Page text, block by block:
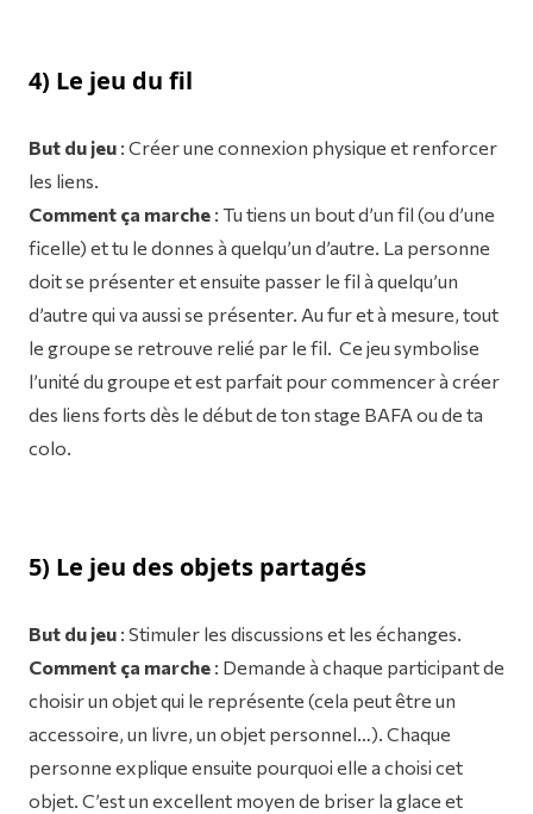
4) Le jeu du fil
But du jeu : Créer une connexion physique et renforcer
les liens.
Comment ça marche : Tu tiens un bout d’un fil (ou d’une
ficelle) et tu le donnes à quelqu’un d’autre. La personne
doit se présenter et ensuite passer le fil à quelqu’un
d’autre qui va aussi se présenter. Au fur et à mesure, tout
le groupe se retrouve relié par le fil. Ce jeu symbolise
l’unité du groupe et est parfait pour commencer à créer
des liens forts dès le début de ton stage BAFA ou de ta
colo.
5) Le jeu des objets partagés
But du jeu : Stimuler les discussions et les échanges.
Comment ça marche : Demande à chaque participant de
choisir un objet qui le représente (cela peut être un
accessoire, un livre, un objet personnel…). Chaque
personne explique ensuite pourquoi elle a choisi cet
objet. C’est un excellent moyen de briser la glace et